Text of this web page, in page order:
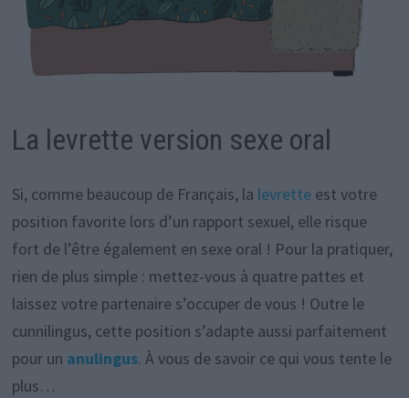
La levrette version sexe oral
Si, comme beaucoup de Français, la levretteest votre
position favorite lors d’un rapport sexuel, elle risque
fort de l’être également en sexe oral ! Pour la pratiquer,
rien de plus simple : mettez-vous à quatre pattes et
laissez votre partenaire s’occuper de vous ! Outre le
cunnilingus, cette position s’adapte aussi parfaitement
pour un anulingus. À vous de savoir ce qui vous tente le
plus…